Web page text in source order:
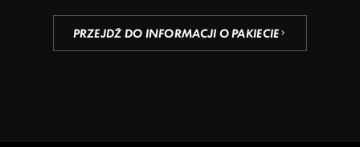
PRZEJDŹ DO INFORMACJI O PAKIECIE